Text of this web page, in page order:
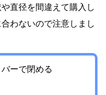
直径を間違えて購入し
わないので注意しまし
ーで閉める